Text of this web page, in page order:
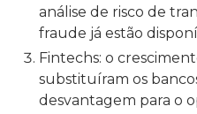
análise de risco de
fraude já estão
Fintechs: o
substituíram os
desvantagem para o